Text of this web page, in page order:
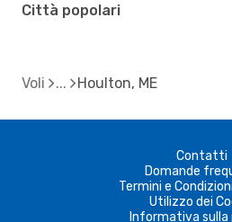
Città popolari
Voli Houlton, ME
Contatti
Domande
Termini e
Utilizzo dei
Informativa sulla